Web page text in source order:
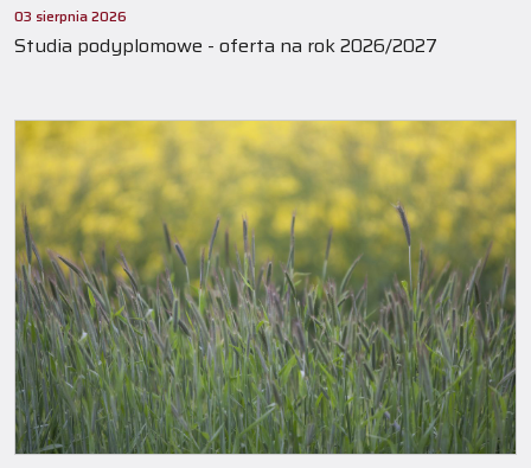
03 sierpnia 2026
Studia podyplomowe - oferta na rok 2026/2027